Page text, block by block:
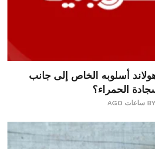
أسلوبه الخاص إلى جانب
الحمراء؟
BY